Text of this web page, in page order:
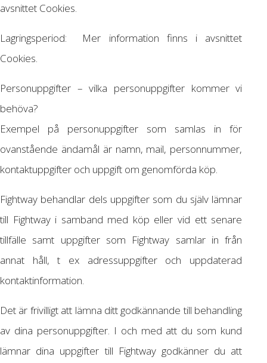
avsnittet Cookies.
Lagringsperiod: Mer information finns i avsnittet
Cookies.
Personuppgifter – vilka personuppgifter kommer vi
behöva?
Exempel på personuppgifter som samlas in för
ovanstående ändamål är namn, mail, personnummer,
kontaktuppgifter och uppgift om genomförda köp.
Fightway behandlar dels uppgifter som du själv lämnar
till Fightway i samband med köp eller vid ett senare
tillfälle samt uppgifter som Fightway samlar in från
annat håll, t ex adressuppgifter och uppdaterad
kontaktinformation.
Det är frivilligt att lämna ditt godkännande till behandling
av dina personuppgifter. I och med att du som kund
lämnar dina uppgifter till Fightway godkänner du att